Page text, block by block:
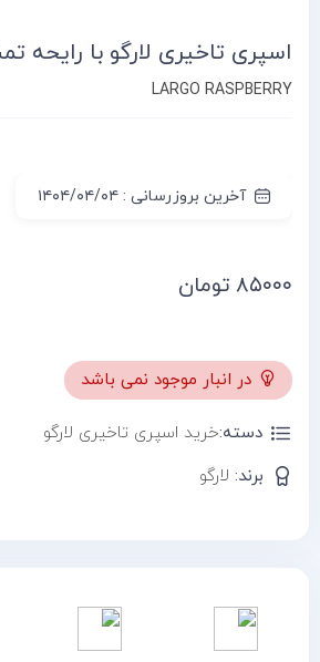
اسپری تاخیری لارگو با رایحه
LARGO RASPBERRY
آخرین بروزرسانی : ۱۴۰۴/۰۴/۰۴
۸۵۰۰۰ تومان
در انبار موجود نمی باشد
دسته:خرید اسپری تاخیری لارگو
برند: لارگو